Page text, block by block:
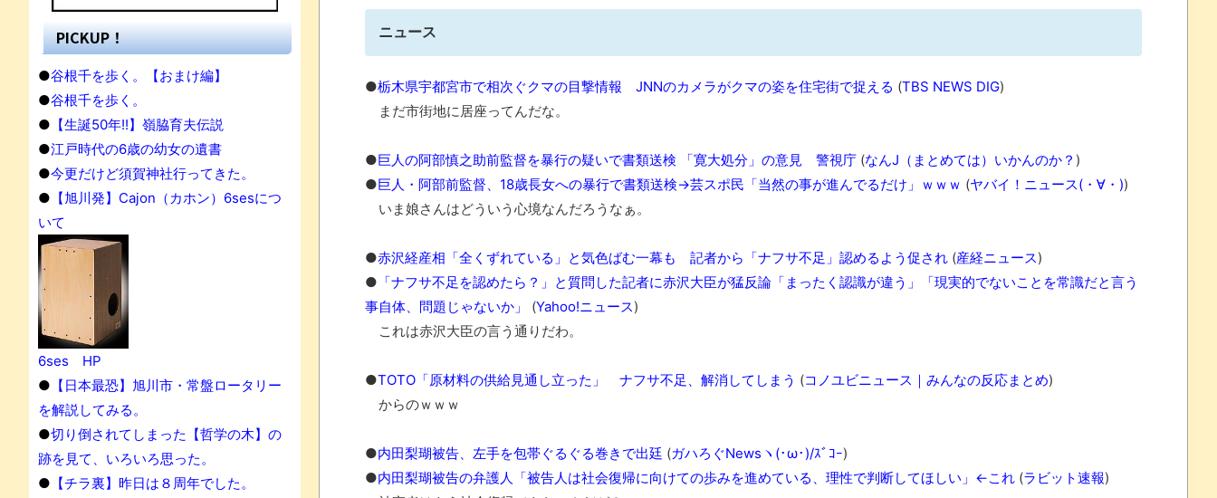
「アメリカのヤンキーがアジア人にケンカを売った結果ｗｗｗ」 ほか
映画ちいかわ観に行ったので感想を書きます(若干ネタバレあり) 26/07/25
マケイン9巻＆アニメ公式ガイド感想
独学で挑んだ2026年二級建築士学科試験結果速報（仮）
体験談：仕事で同じビルの中に入っているグループ会社の嫁子 [ほのぼの]
葉月つばさちゃん、昔から見てるんだけどかなりお姉さんになったね
バージョンアップ情報更新 AOMEI Backupper Standard 8.3.0 などバージョンアップ
高嶋ちさ子、ダウン症の姉が暴行事件！事件の一部始終と衝撃の結末
【呆然】北海道旅行ワイ「ウニイクラ丼特盛で食うぞ！！！うおおおおおおおお！！！！！」→結
果･････････････････････････････
長野県のなめこのデカさが規格外だったｗｗ
新装版「ご冗談でしょう、ファインマンさん（上）（下）」発売
歴ログは10周年ですがnoteに引っ越します
進撃の巨人シーズン7 ファイナルシーズンの感想
ニュース
●栃木県宇都宮市で相次ぐクマの目撃情報 JNNのカメラがクマの姿を住宅街で捉える (TBS NEWS DIG)
まだ市街地に居座ってんだな。
●巨人の阿部慎之助前監督を暴行の疑いで書類送検 「寛大処分」の意見 警視庁 (なんJ（まとめては）いかんのか？ )
●巨人・阿部前監督、18歳長女への暴行で書類送検→芸スポ民「当然の事が進んでるだけ」ｗｗｗ (ヤバイ！ニュース(・∀・))
いま娘さんはどういう心境なんだろうなぁ。
●赤沢経産相「全くずれている」と気色ばむ一幕も 記者から「ナフサ不足」認めるよう促され (産経ニュース)
● 「ナフサ不足を認めたら？」と質問した記者に赤沢大臣が猛反論「まったく認識が違う」「現実的でないことを常識だと言う
事自体、問題じゃないか」
(Yahoo!ニュース)
これは赤沢大臣の言う通りだわ。
●TOTO「原材料の供給見通し立った」 ナフサ不足、解消してしまう (コノユビニュース｜みんなの反応まとめ)
からのｗｗｗ
●内田梨瑚被告、左手を包帯ぐるぐる巻きで出廷 (ガハろぐNewsヽ(･ω･)/ｽﾞｺｰ)
●内田梨瑚被告の弁護人「被告人は社会復帰に向けての歩みを進めている、理性で判断してほしい」←これ (ラビット速報)
PICKUP！
●谷根千を歩く。【おまけ編】
●谷根千を歩く。
● 【生誕50年!!】嶺脇育夫伝説
●江戸時代の6歳の幼女の遺書
●今更だけど須賀神社行ってきた。
● 【旭川発】Cajon（カホン）6sesにつ
いて
6ses HP
● 【日本最恐】旭川市・常盤ロータリー
を解説してみる。
●切り倒されてしまった【哲学の木】の
跡を見て、いろいろ思った。
● 【チラ裏】昨日は８周年でした。